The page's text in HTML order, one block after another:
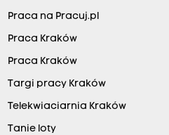
Praca na Pracuj.pl
Praca Kraków
Praca Kraków
Targi pracy Kraków
Telekwiaciarnia Kraków
Tanie loty